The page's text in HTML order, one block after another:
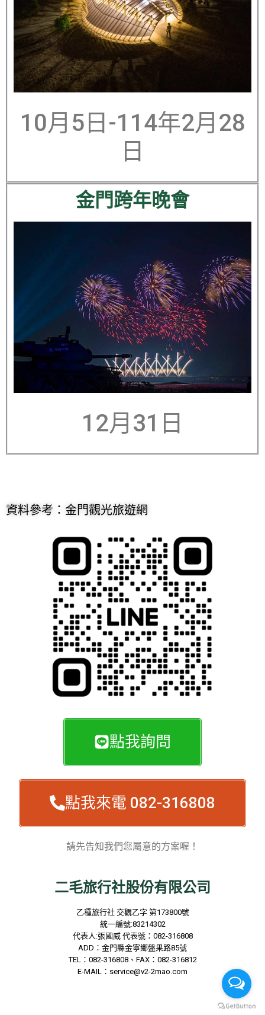
10月5日-114年2月28
日
金門跨年晚會
12月31日
資料參考：金門觀光旅遊網
點我詢問
點我來電 082-316808
請先告知我們您屬意的方案喔！
二毛旅行社股份有限公司
乙種旅行社 交觀乙字 第173800號
統一編號:83214302
代表人:張國威 代表號： 082-316808
ADD ：金門縣金寧鄉盤果路85號
TEL： 082-316808、 FAX： 082-316812
E-MAIL ： service@v2-2mao.com